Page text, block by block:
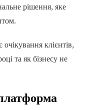
рішення, яке
клієнтів,
та як бізнесу не